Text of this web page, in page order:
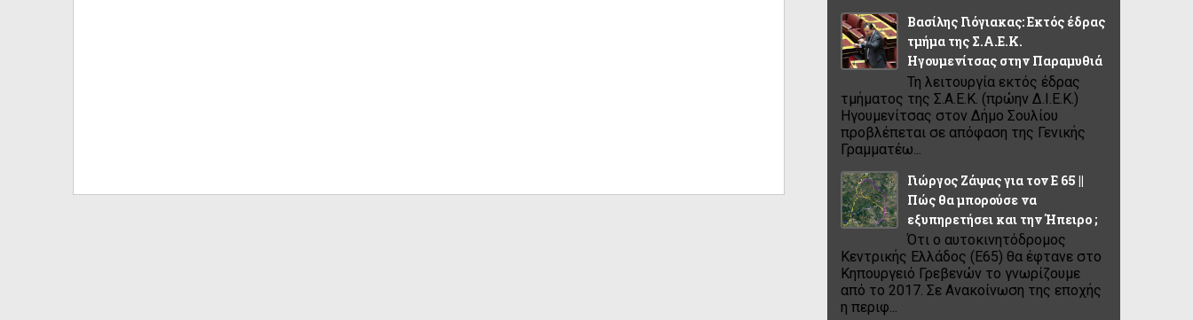
Βασίλης Γιόγιακας: Εκτός έδρας
τμήμα της Σ.Α.Ε.Κ.
Ηγουμενίτσας στην Παραμυθιά
Τη λειτουργία εκτός έδρας
τμήματος της Σ.Α.Ε.Κ. (πρώην Δ.Ι.Ε.Κ.)
Ηγουμενίτσας στον Δήμο Σουλίου
προβλέπεται σε απόφαση της Γενικής
Γραμματέω...
Γιώργος Ζάψας για τον Ε 65 ||
Πώς θα μπορούσε να
εξυπηρετήσει και την Ήπειρο ;
Ότι ο αυτοκινητόδρομος
Κεντρικής Ελλάδος (Ε65) θα έφτανε στο
Κηπουργειό Γρεβενών το γνωρίζουμε
από το 2017. Σε Ανακοίνωση της εποχής
η περιφ...